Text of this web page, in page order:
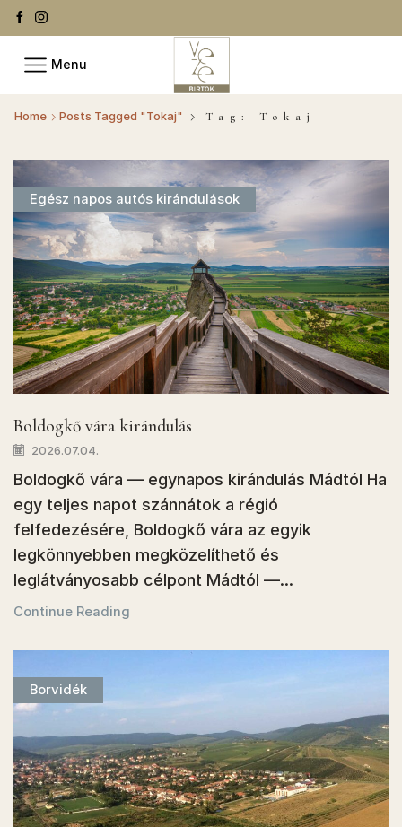
Menu
Home Posts Tagged "Tokaj" Tag: Tokaj
Egész napos autós kirándulások
Boldogkő vára kirándulás
2026.07.04.
Boldogkő vára — egynapos kirándulás Mádtól Ha
egy teljes napot szánnátok a régió
felfedezésére, Boldogkő vára az egyik
legkönnyebben megközelíthető és
leglátványosabb célpont Mádtól —...
Continue Reading
Borvidék